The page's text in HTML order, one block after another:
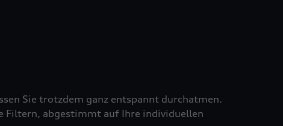
Sie trotzdem ganz entspannt durchatmen.
Filtern, abgestimmt auf Ihre individuellen